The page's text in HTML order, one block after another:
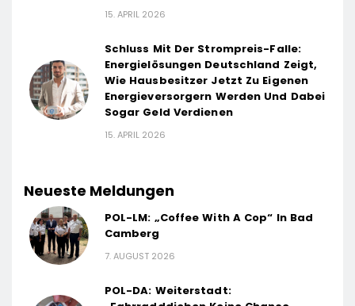
15. APRIL 2026
Schluss Mit Der Strompreis-Falle:
Energielösungen Deutschland Zeigt,
Wie Hausbesitzer Jetzt Zu Eigenen
Energieversorgern Werden Und Dabei
Sogar Geld Verdienen
15. APRIL 2026
Neueste Meldungen
POL-LM: „Coffee With A Cop“ In Bad
Camberg
7. AUGUST 2026
POL-DA: Weiterstadt: